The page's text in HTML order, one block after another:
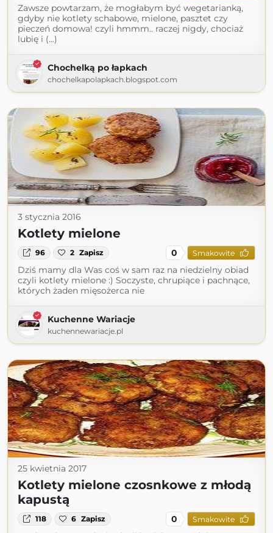
Zawsze powtarzam, że mogłabym być wegetarianką,
gdyby nie kotlety schabowe, mielone, pasztet czy
pieczeń domowa! czyli hmmm.. raczej nigdy, chociaż
lubię i (...)
Chochelką po łapkach
chochelkapolapkach.blogspot.com
3 stycznia 2016
Kotlety mielone
96 2 Zapisz 0 Smakowite
Dziś mamy dla Was coś w sam raz na niedzielny obiad
czyli kotlety mielone :) Soczyste, chrupiące i pachnące,
których żaden mięsożerca nie
Kuchenne Wariacje
kuchennewariacje.pl
25 kwietnia 2017
Kotlety mielone czosnkowe z młodą
kapustą
118 6 Zapisz 0 Smakowite